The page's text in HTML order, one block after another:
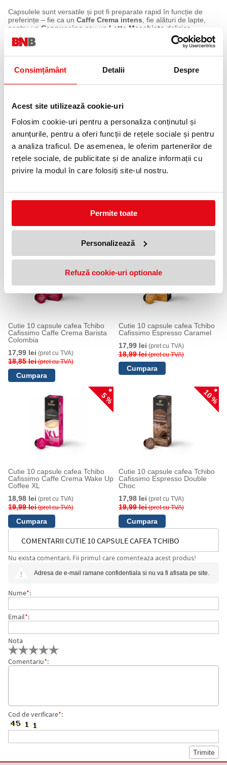
Consimțământ Detalii Despre
Acest site utilizează cookie-uri
Folosim cookie-uri pentru a personaliza conținutul și
anunțurile, pentru a oferi funcții de rețele sociale și pentru
a analiza traficul. De asemenea, le oferim partenerilor de
rețele sociale, de publicitate și de analize informații cu
privire la modul în care folosiți site-ul nostru.
Permite toate
Personalizează
Refuză cookie-uri optionale
Capsulele sunt versatile și pot fi preparate rapid în funcție de
preferințe – fie ca un Caffe Crema intens , fie alături de lapte,
pentru un Cappuccino sau un Latte Macchiato delicios.
Savurează această cafea în orice moment al zilei – de la
Caracteristici
Origine: Guatemala
Fără zahăr, îndulcitori sau lapte praf
Compatibile cu aparate tip Nespresso®
Caffe Crema
Cappuccino
Ambalare practică și igienică
Ideală pentru consum zilnic, acasă sau la birou
moment într-o pauză cu adevărat savuroasă!
PRODUSE SIMILARE
5 %
Cutie 10 capsule cafea Tchibo
Cafissimo Caffe Crema Barista
Colombia
17,99 lei (pret cu TVA)
18,85 lei(pret cu TVA)
5 %
Cutie 10 capsule cafea Tchibo
Cafissimo Espresso Caramel
17,99 lei (pret cu TVA)
18,99 lei(pret cu TVA)
5 %
Cutie 10 capsule cafea Tchibo
Cafissimo Caffe Crema Wake Up
Coffee XL
18,98 lei (pret cu TVA)
19,99 lei(pret cu TVA)
10 %
Cutie 10 capsule cafea Tchibo
Cafissimo Espresso Double
Choc
17,98 lei (pret cu TVA)
19,99 lei(pret cu TVA)
COMENTARII CUTIE 10 CAPSULE CAFEA TCHIBO
CAFISSIMO BARISTA CAFFE CREMA GUATEMALA,
Nu exista comentarii. Fii primul care comenteaza acest produs!
Adresa de e-mail ramane confidentiala si nu va fi afisata pe site.
Nume*:
Email*:
Nota
Comentariu*:
Cod de verificare*: